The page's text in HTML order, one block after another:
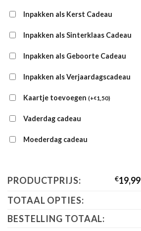
Inpakken als Kerst Cadeau
Inpakken als Sinterklaas Cadeau
Inpakken als Geboorte Cadeau
Inpakken als Verjaardagscadeau
Kaartje toevoegen (+€1,50)
Vaderdag cadeau
Moederdag cadeau
PRODUCTPRIJS: €19,99
TOTAAL OPTIES:
BESTELLING TOTAAL: